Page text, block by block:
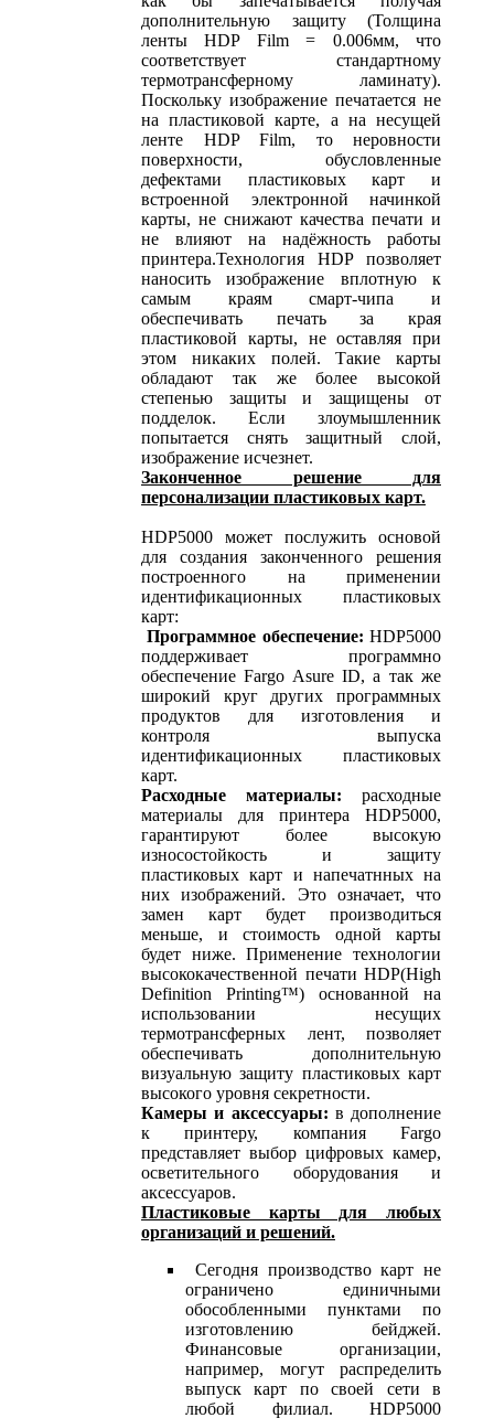
дополнительную защиту (Толщина
ленты HDP Film = 0.006мм, что
соответствует стандартному
термотрансферному ламинату).
Поскольку изображение печатается не
на пластиковой карте, а на несущей
ленте HDP Film, то неровности
поверхности, обусловленные
дефектами пластиковых карт и
встроенной электронной начинкой
карты, не снижают качества печати и
не влияют на надёжность работы
принтера.Технология HDP позволяет
наносить изображение вплотную к
самым краям смарт-чипа и
обеспечивать печать за края
пластиковой карты, не оставляя при
этом никаких полей. Такие карты
обладают так же более высокой
степенью защиты и защищены от
подделок. Если злоумышленник
попытается снять защитный слой,
изображение исчезнет.
Законченное решение для
персонализации пластиковых карт.
HDP5000 может послужить основой
для создания законченного решения
построенного на применении
идентификационных пластиковых
карт:
Программное обеспечение: HDP5000
поддерживает программно
обеспечение Fargo Asure ID, а так же
широкий круг других программных
продуктов для изготовления и
контроля выпуска
идентификационных пластиковых
карт.
Расходные материалы: расходные
материалы для принтера HDP5000,
гарантируют более высокую
износостойкость и защиту
пластиковых карт и напечатнных на
них изображений. Это означает, что
замен карт будет производиться
меньше, и стоимость одной карты
будет ниже. Применение технологии
высококачественной печати HDP(High
Definition Printing™) основанной на
использовании несущих
термотрансферных лент, позволяет
обеспечивать дополнительную
визуальную защиту пластиковых карт
высокого уровня секретности.
Камеры и аксессуары: в дополнение
к принтеру, компания Fargo
представляет выбор цифровых камер,
осветительного оборудования и
аксессуаров.
Пластиковые карты для любых
организаций и решений.
Сегодня производство карт не
ограничено единичными
обособленными пунктами по
изготовлению бейджей.
Финансовые организации,
например, могут распределить
выпуск карт по своей сети в
любой филиал. HDP5000